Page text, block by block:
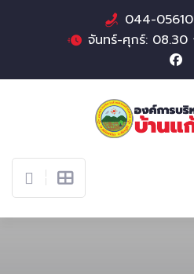
044-
จันทร์-ศุกร์: 08.30